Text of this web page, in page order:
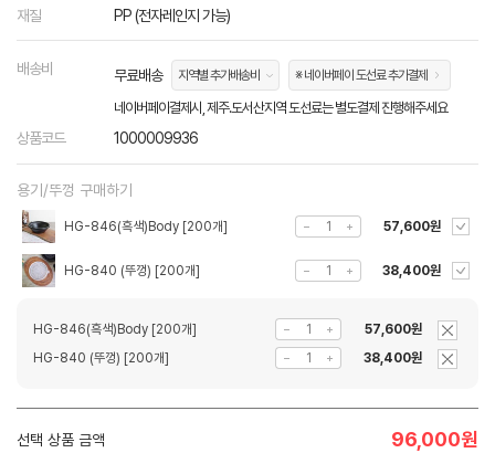
재질
PP (전자레인지 가능)
배송비 무료배송 지역별 추가배송비 ※ 네이버페이 도선료 추가결제
네이버페이결제시, 제주.도서산지역 도선료는 별도결제 진행해주세요
상품코드 1000009936
용기/뚜껑 구매하기
HG-846(흑색)Body [200개] 57,600원
HG-840 (뚜껑) [200개] 38,400원
HG-846(흑색)Body [200개]
57,600원
HG-840 (뚜껑) [200개]
38,400원
선택 상품 금액 96,000원